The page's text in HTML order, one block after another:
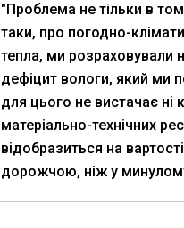
"Проблема не тільки в
таки, про погодно-
тепла, ми розраховували
дефіцит вологи, який ми
для цього не вистачає ні
матеріально-технічних
відобразиться на
дорожчою, ніж у